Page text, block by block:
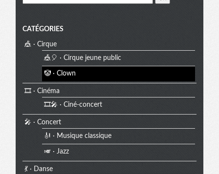
CATÉGORIES
🎪 · Cirque
🎪🎈 · Cirque jeune public
🤡 · Clown
🎞️ · Cinéma
🎞️🎤 · Ciné-concert
🎤 · Concert
🎻 · Musique classique
🎺 · Jazz
💃 · Danse